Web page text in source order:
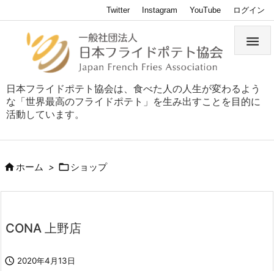
日本フライドポテト協会は、食べた人の人生が変わるよう
な「世界最高のフライドポテト」を生み出すことを目的に
活動しています。

Twitter Instagram YouTube ログイン
ホーム > ショップ
CONA 上野店
 2020年4月13日